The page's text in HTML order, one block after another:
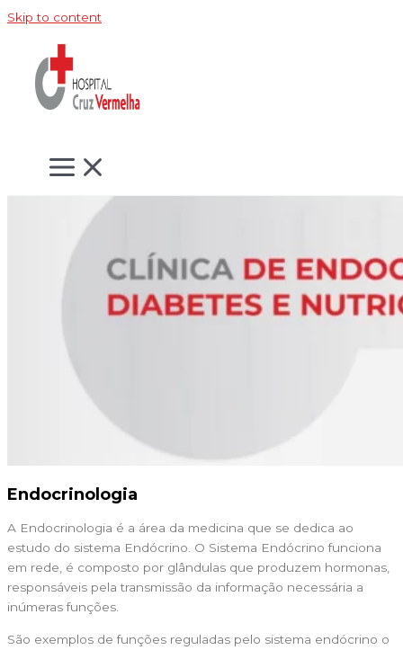
Skip to content
Endocrinologia
A Endocrinologia é a área da medicina que se dedica ao
estudo do sistema Endócrino. O Sistema Endócrino funciona
em rede, é composto por glândulas que produzem hormonas,
responsáveis pela transmissão da informação necessária a
inúmeras funções.
São exemplos de funções reguladas pelo sistema endócrino o